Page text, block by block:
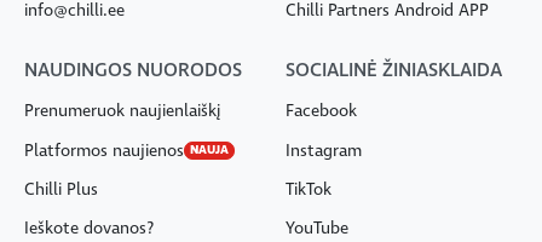
info@chilli.ee
Chilli Partners Android APP
NAUDINGOS NUORODOS
Prenumeruok naujienlaiškį
Platformos naujienos NAUJA
Chilli Plus
Ieškote dovanos?
SOCIALINĖ ŽINIASKLAIDA
Facebook
Instagram
TikTok
YouTube